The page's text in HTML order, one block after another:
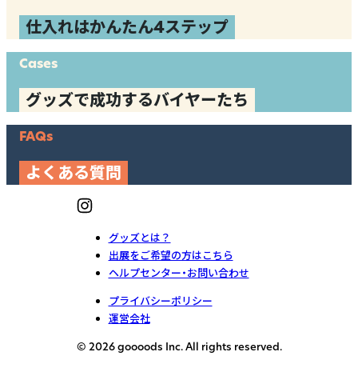
仕入れはかんたん4ステップ
Cases
グッズで成功するバイヤーたち
FAQs
よくある質問
グッズとは？
出展をご希望の方はこちら
ヘルプセンター・お問い合わせ
プライバシーポリシー
運営会社
© 2026 goooods Inc. All rights reserved.